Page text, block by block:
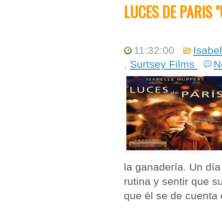
LUCES DE PARIS
11:32:00
, Surtsey Films
la ganadería. Un
rutina y sentir que
que él se de cuenta